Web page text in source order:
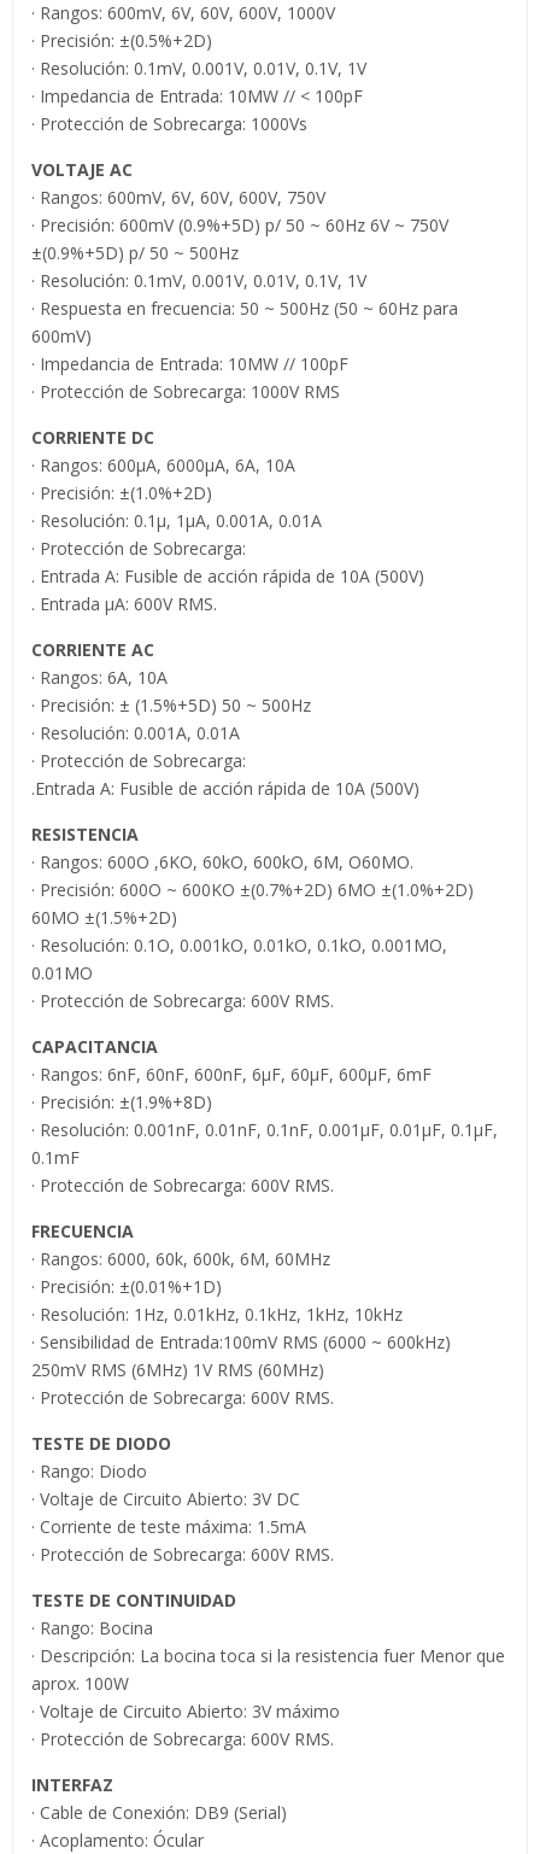
· Rangos: 600mV, 6V, 60V, 600V, 1000V
· Precisión: ±(0.5%+2D)
· Resolución: 0.1mV, 0.001V, 0.01V, 0.1V, 1V
· Impedancia de Entrada: 10MW // < 100pF
· Protección de Sobrecarga: 1000Vs
VOLTAJE AC
· Rangos: 600mV, 6V, 60V, 600V, 750V
· Precisión: 600mV (0.9%+5D) p/ 50 ~ 60Hz 6V ~ 750V
±(0.9%+5D) p/ 50 ~ 500Hz
· Resolución: 0.1mV, 0.001V, 0.01V, 0.1V, 1V
· Respuesta en frecuencia: 50 ~ 500Hz (50 ~ 60Hz para
600mV)
· Impedancia de Entrada: 10MW // 100pF
· Protección de Sobrecarga: 1000V RMS
CORRIENTE DC
· Rangos: 600µA, 6000µA, 6A, 10A
· Precisión: ±(1.0%+2D)
· Resolución: 0.1µ, 1µA, 0.001A, 0.01A
· Protección de Sobrecarga:
. Entrada A: Fusible de acción rápida de 10A (500V)
. Entrada µA: 600V RMS.
CORRIENTE AC
· Rangos: 6A, 10A
· Precisión: ± (1.5%+5D) 50 ~ 500Hz
· Resolución: 0.001A, 0.01A
· Protección de Sobrecarga:
.Entrada A: Fusible de acción rápida de 10A (500V)
RESISTENCIA
· Rangos: 600O ,6KO, 60kO, 600kO, 6M, O60MO.
· Precisión: 600O ~ 600KO ±(0.7%+2D) 6MO ±(1.0%+2D)
60MO ±(1.5%+2D)
· Resolución: 0.1O, 0.001kO, 0.01kO, 0.1kO, 0.001MO,
0.01MO
· Protección de Sobrecarga: 600V RMS.
CAPACITANCIA
· Rangos: 6nF, 60nF, 600nF, 6µF, 60µF, 600µF, 6mF
· Precisión: ±(1.9%+8D)
· Resolución: 0.001nF, 0.01nF, 0.1nF, 0.001µF, 0.01µF, 0.1µF,
0.1mF
· Protección de Sobrecarga: 600V RMS.
FRECUENCIA
· Rangos: 6000, 60k, 600k, 6M, 60MHz
· Precisión: ±(0.01%+1D)
· Resolución: 1Hz, 0.01kHz, 0.1kHz, 1kHz, 10kHz
· Sensibilidad de Entrada:100mV RMS (6000 ~ 600kHz)
250mV RMS (6MHz) 1V RMS (60MHz)
· Protección de Sobrecarga: 600V RMS.
TESTE DE DIODO
· Rango: Diodo
· Voltaje de Circuito Abierto: 3V DC
· Corriente de teste máxima: 1.5mA
· Protección de Sobrecarga: 600V RMS.
TESTE DE CONTINUIDAD
· Rango: Bocina
· Descripción: La bocina toca si la resistencia fuer Menor que
aprox. 100W
· Voltaje de Circuito Abierto: 3V máximo
· Protección de Sobrecarga: 600V RMS.
INTERFAZ
· Cable de Conexión: DB9 (Serial)
· Acoplamento: Ócular